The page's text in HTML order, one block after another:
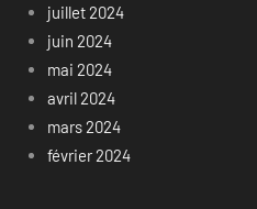
juillet 2024
juin 2024
mai 2024
avril 2024
mars 2024
février 2024